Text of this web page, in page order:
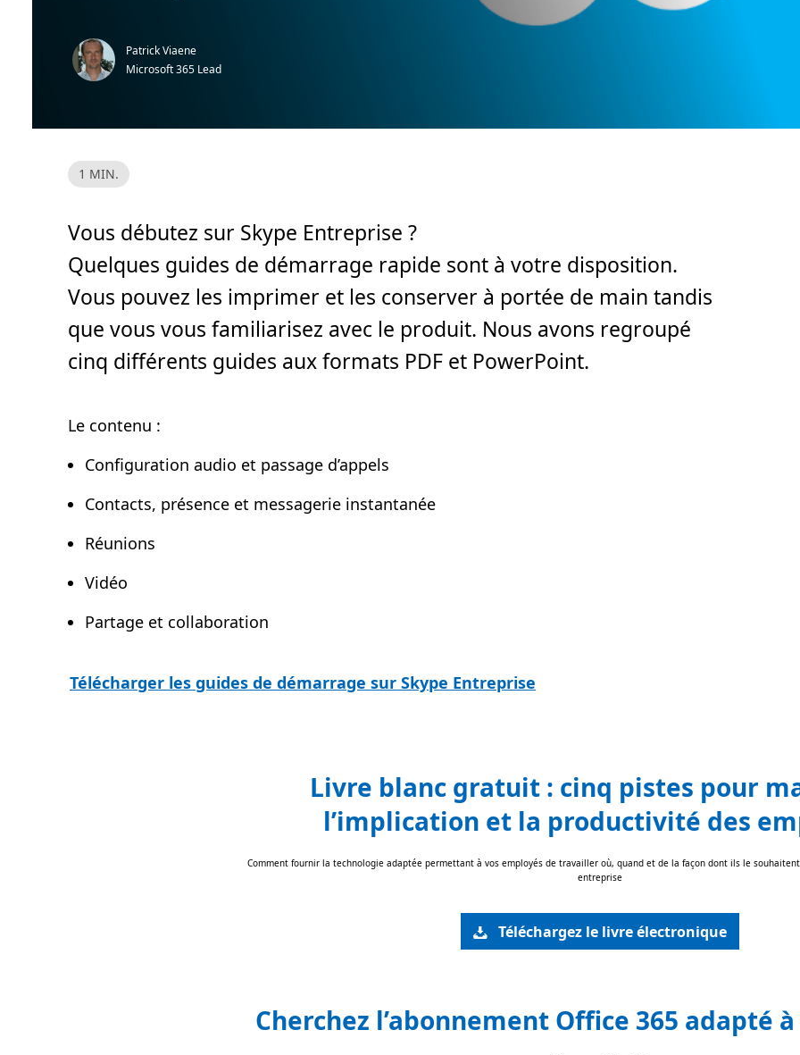
Patrick Viaene
Microsoft 365 Lead
T
e
d
e
e
t
u
e
1
m
1 MIN.
Vous débutez sur Skype Entreprise ?
Quelques guides de démarrage rapide sont à votre disposition.
Vous pouvez les imprimer et les conserver à portée de main tandis
que vous vous familiarisez avec le produit. Nous avons regroupé
cinq différents guides aux formats PDF et PowerPoint.
Le contenu :
Configuration audio et passage d’appels
Contacts, présence et messagerie instantanée
Réunions
Vidéo
Partage et collaboration
Télécharger les guides de démarrage sur Skype Entreprise
Livre blanc gratuit : cinq pistes pour
l’implication et la productivité des
Comment fournir la technologie adaptée permettant à vos employés de travailler où, quand et de la façon dont ils le
entreprise
Téléchargez le livre électronique
Cherchez l’abonnement Office 365 adapté